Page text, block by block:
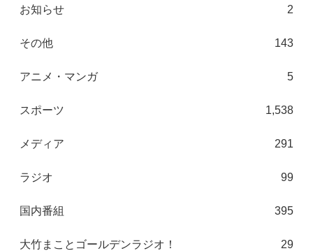
お知らせ 2
その他 143
アニメ・マンガ 5
スポーツ 1,538
メディア 291
ラジオ 99
国内番組 395
大竹まことゴールデンラジオ！ 29